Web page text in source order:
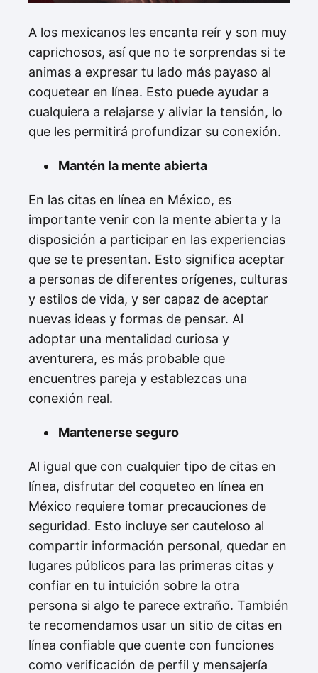
A los mexicanos les encanta reír y son muy
caprichosos, así que no te sorprendas si te
animas a expresar tu lado más payaso al
coquetear en línea. Esto puede ayudar a
cualquiera a relajarse y aliviar la tensión, lo
que les permitirá profundizar su conexión.
Mantén la mente abierta
En las citas en línea en México, es
importante venir con la mente abierta y la
disposición a participar en las experiencias
que se te presentan. Esto significa aceptar
a personas de diferentes orígenes, culturas
y estilos de vida, y ser capaz de aceptar
nuevas ideas y formas de pensar. Al
adoptar una mentalidad curiosa y
aventurera, es más probable que
encuentres pareja y establezcas una
conexión real.
Mantenerse seguro
Al igual que con cualquier tipo de citas en
línea, disfrutar del coqueteo en línea en
México requiere tomar precauciones de
seguridad. Esto incluye ser cauteloso al
compartir información personal, quedar en
lugares públicos para las primeras citas y
confiar en tu intuición sobre la otra
persona si algo te parece extraño. También
te recomendamos usar un sitio de citas en
línea confiable que cuente con funciones
como verificación de perfil y mensajería